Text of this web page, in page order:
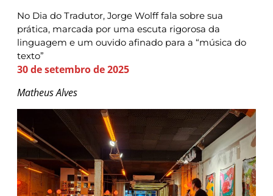
No Dia do Tradutor, Jorge Wolff fala sobre sua
prática, marcada por uma escuta rigorosa da
linguagem e um ouvido afinado para a “música do
texto”
30 de setembro de 2025
Matheus Alves